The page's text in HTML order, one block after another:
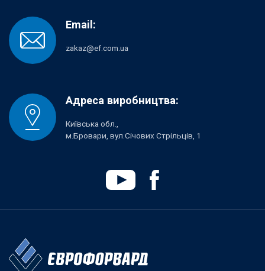
Email:
zakaz@ef.com.ua
Адреса виробництва:
Київська обл.,
м.Бровари, вул.Січових Стрільців, 1